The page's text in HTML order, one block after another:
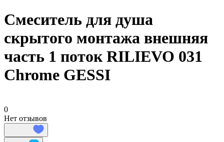
Смеситель для душа
скрытого монтажа внешняя
часть 1 поток RILIEVO 031
Chrome GESSI
0
Нет отзывов